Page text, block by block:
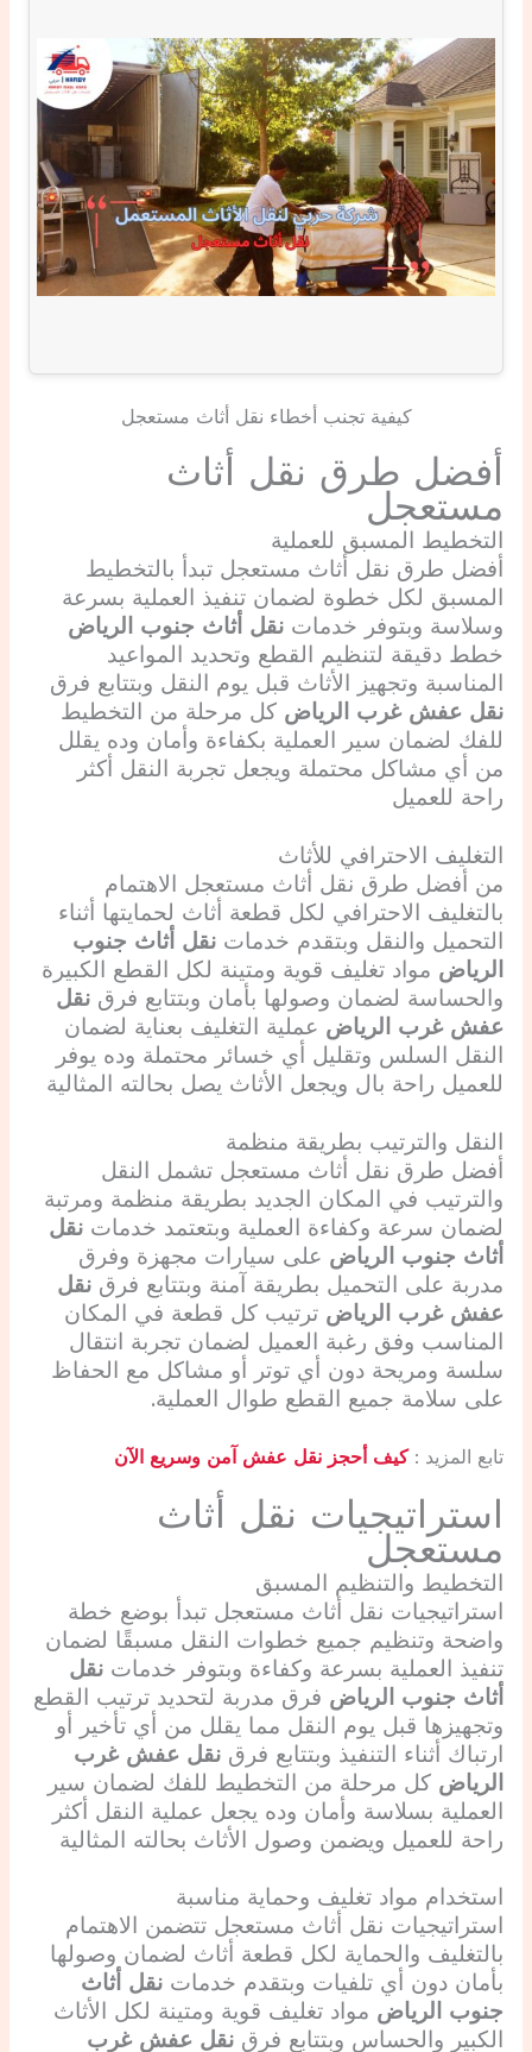
كيفية تجنب أخطاء نقل أثاث مستعجل
أفضل طرق نقل أثاث
مستعجل
التخطيط المسبق للعملية
أفضل طرق نقل أثاث مستعجل تبدأ بالتخطيط
المسبق لكل خطوة لضمان تنفيذ العملية بسرعة
وسلاسة وبتوفر خدمات نقل أثاث جنوب الرياض
خطط دقيقة لتنظيم القطع وتحديد المواعيد
المناسبة وتجهيز الأثاث قبل يوم النقل وبتتابع فرق
نقل عفش غرب الرياض كل مرحلة من التخطيط
للفك لضمان سير العملية بكفاءة وأمان وده يقلل
من أي مشاكل محتملة ويجعل تجربة النقل أكثر
راحة للعميل
التغليف الاحترافي للأثاث
من أفضل طرق نقل أثاث مستعجل الاهتمام
بالتغليف الاحترافي لكل قطعة أثاث لحمايتها أثناء
التحميل والنقل وبتقدم خدمات نقل أثاث جنوب
الرياض مواد تغليف قوية ومتينة لكل القطع الكبيرة
والحساسة لضمان وصولها بأمان وبتتابع فرق نقل
عفش غرب الرياض عملية التغليف بعناية لضمان
النقل السلس وتقليل أي خسائر محتملة وده يوفر
للعميل راحة بال ويجعل الأثاث يصل بحالته المثالية
النقل والترتيب بطريقة منظمة
أفضل طرق نقل أثاث مستعجل تشمل النقل
والترتيب في المكان الجديد بطريقة منظمة ومرتبة
لضمان سرعة وكفاءة العملية وبتعتمد خدمات نقل
أثاث جنوب الرياض على سيارات مجهزة وفرق
مدربة على التحميل بطريقة آمنة وبتتابع فرق نقل
عفش غرب الرياض ترتيب كل قطعة في المكان
المناسب وفق رغبة العميل لضمان تجربة انتقال
سلسة ومريحة دون أي توتر أو مشاكل مع الحفاظ
على سلامة جميع القطع طوال العملية.
تابع المزيد :كيف أحجز نقل عفش آمن وسريع الآن
استراتيجيات نقل أثاث
مستعجل
التخطيط والتنظيم المسبق
استراتيجيات نقل أثاث مستعجل تبدأ بوضع خطة
واضحة وتنظيم جميع خطوات النقل مسبقًا لضمان
تنفيذ العملية بسرعة وكفاءة وبتوفر خدمات نقل
أثاث جنوب الرياض فرق مدربة لتحديد ترتيب القطع
وتجهيزها قبل يوم النقل مما يقلل من أي تأخير أو
ارتباك أثناء التنفيذ وبتتابع فرق نقل عفش غرب
الرياض كل مرحلة من التخطيط للفك لضمان سير
العملية بسلاسة وأمان وده يجعل عملية النقل أكثر
راحة للعميل ويضمن وصول الأثاث بحالته المثالية
استخدام مواد تغليف وحماية مناسبة
استراتيجيات نقل أثاث مستعجل تتضمن الاهتمام
بالتغليف والحماية لكل قطعة أثاث لضمان وصولها
بأمان دون أي تلفيات وبتقدم خدمات نقل أثاث
جنوب الرياض مواد تغليف قوية ومتينة لكل الأثاث
الكبير والحساس وبتتابع فرق نقل عفش غرب